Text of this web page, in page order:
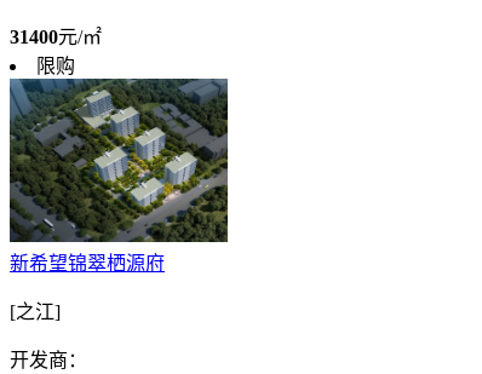
31400元/㎡
限购
新希望锦翠栖源府
[之江]
开发商：